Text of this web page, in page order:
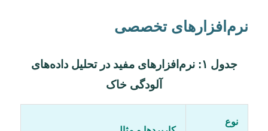
نرم‌افزارهای تخصصی
جدول ۱: نرم‌افزارهای مفید در تحلیل داده‌های
آلودگی خاک
نوع